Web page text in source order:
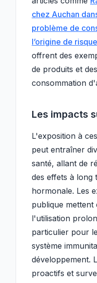
chez Auchan
problème de
l’origine de
offrent des
de produits et
consommation
Les impacts
L'exposition à
peut entraîner
santé, allant de
des effets à long
hormonale. Les
publique
l'utilisation
particulier pour
système
développement.
proactifs et